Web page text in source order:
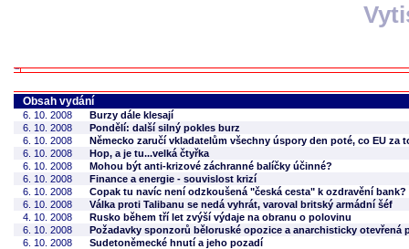
Obsah vydání
6. 10. 2008
Burzy dále klesají
6. 10. 2008
Pondělí: další silný pokles burz
6. 10. 2008
Německo zaručí vkladatelům všechny úspory den poté, co EU za
6. 10. 2008
Hop, a je tu...velká čtyřka
6. 10. 2008
Mohou být anti-krizové záchranné balíčky účinné?
6. 10. 2008
Finance a energie - souvislost krizí
6. 10. 2008
Copak tu navíc není odzkoušená "česká cesta" k ozdravění bank?
6. 10. 2008
Válka proti Talibanu se nedá vyhrát, varoval britský armádní šéf
4. 10. 2008
Rusko během tří let zvýší výdaje na obranu o polovinu
6. 10. 2008
Požadavky sponzorů běloruské opozice a anarchisticky otevřená
6. 10. 2008
Sudetoněmecké hnutí a jeho pozadí